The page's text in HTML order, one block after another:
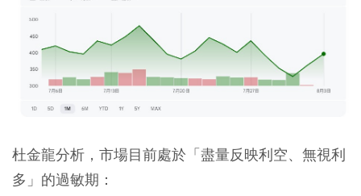
杜金龍分析，市場目前處於「盡量反映利空、無視利
多」的過敏期：